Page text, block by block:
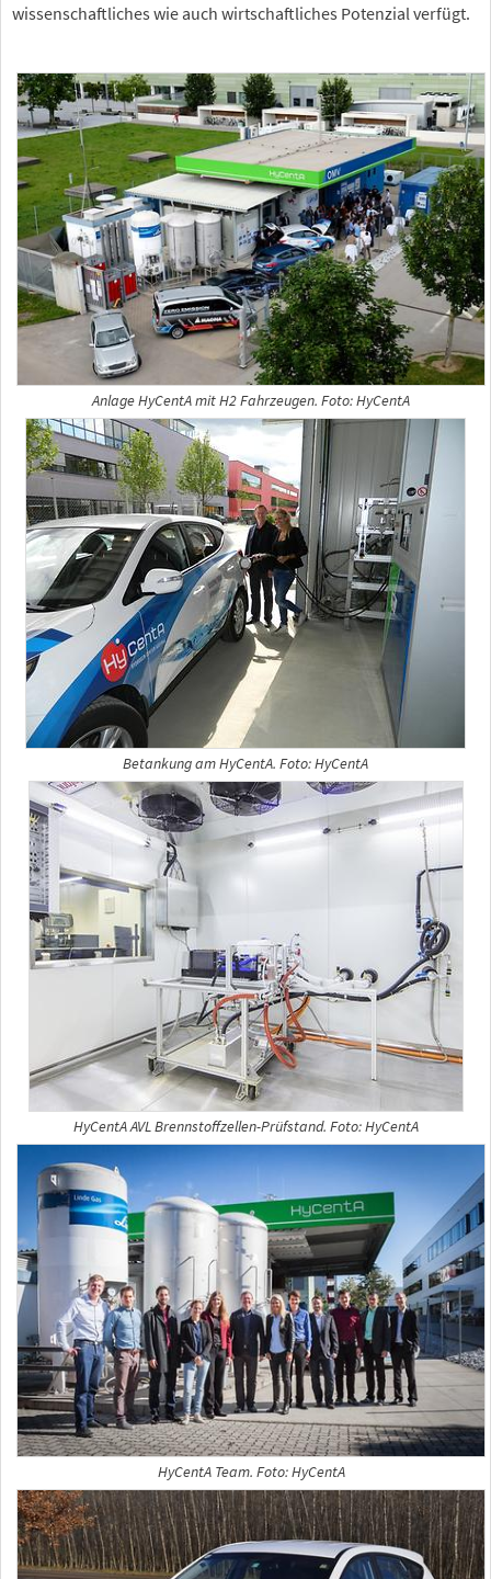
wissenschaftliches wie auch wirtschaftliches Potenzial verfügt.
Anlage HyCentA mit H2 Fahrzeugen. Foto: HyCentA
Betankung am HyCentA. Foto: HyCentA
HyCentA AVL Brennstoffzellen-Prüfstand. Foto: HyCentA
HyCentA Team. Foto: HyCentA